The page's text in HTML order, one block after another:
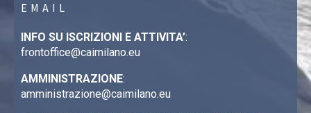
EMAIL
INFO SU ISCRIZIONI E ATTIVITA’:
frontoffice@caimilano.eu
AMMINISTRAZIONE:
amministrazione@caimilano.eu